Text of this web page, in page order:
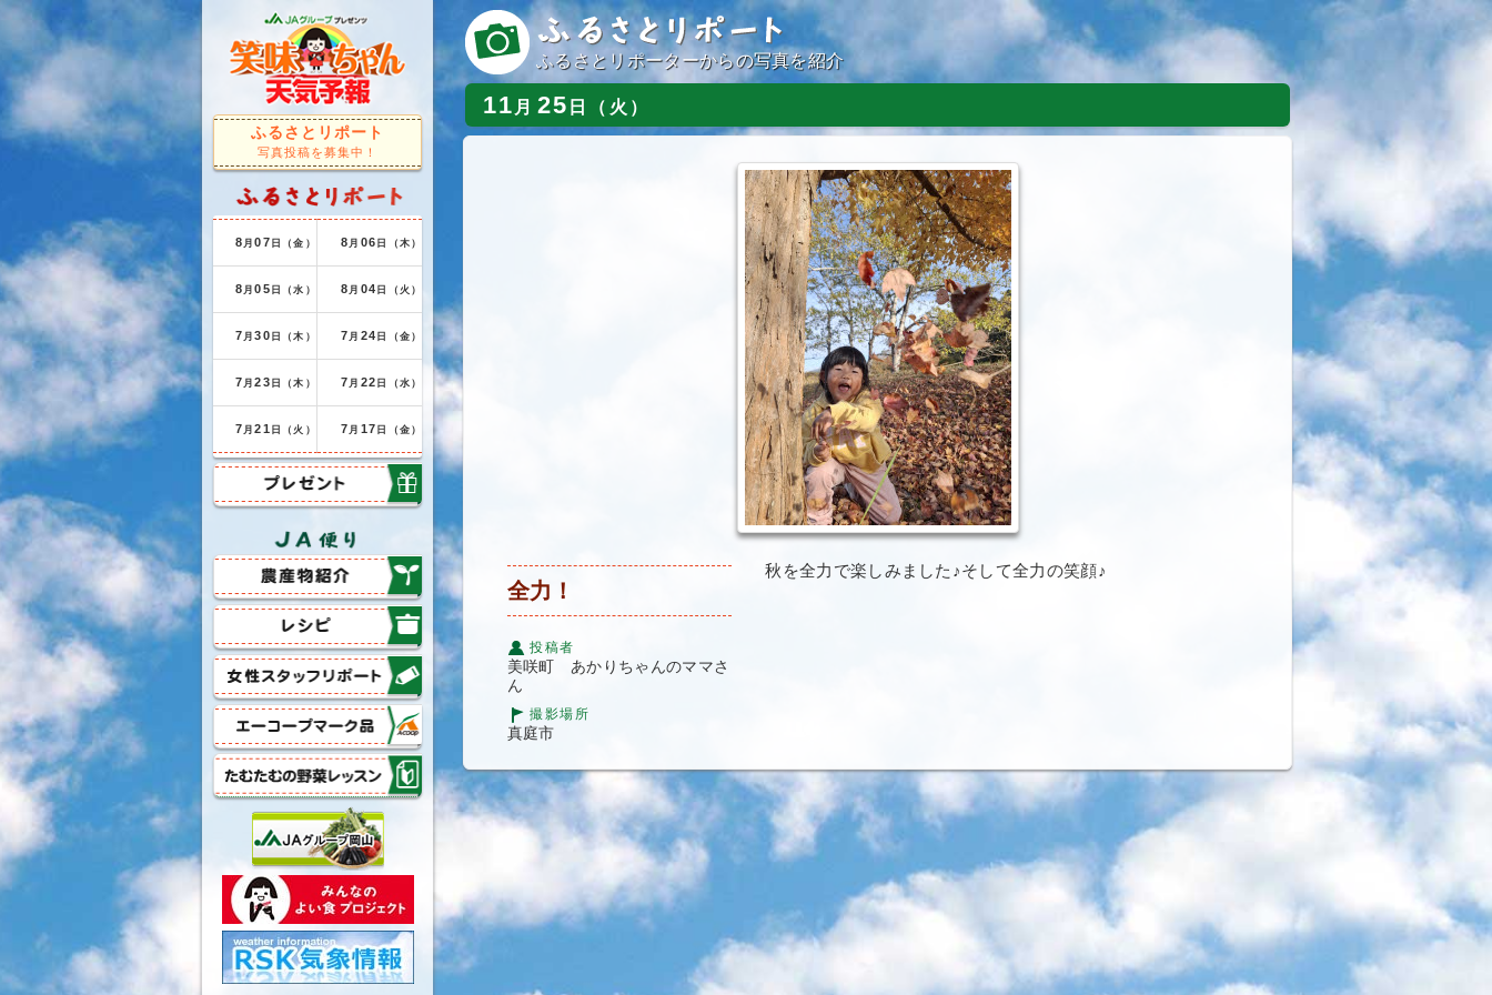
ふるさとリポート
写真投稿を募集中！
8 月07 日（金） 8 月 06 日（木）
8 月05 日（水） 8 月 04 日（火）
7 月30 日（木） 7 月 24 日（金）
7 月23 日（木） 7 月 22 日（水）
7 月21 日（火） 7 月 17 日（金）
プレゼント
農産物紹介
女性スタッフリポート
エーコープマーク品
たむたむの野菜レッスン
ふるさとリポーターからの写真を紹介
11 月 25 日（火）
全力！
投稿者
美咲町 あかりちゃんのママさ
ん
撮影場所
真庭市
秋を全力で楽しみました♪︎そして全力の笑顔♪︎